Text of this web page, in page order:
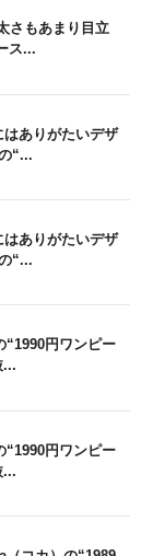
さもあまり目立
ス...
はありがたいデザ
“...
はありがたいデザ
“...
円ワンピー
...
円ワンピー
...